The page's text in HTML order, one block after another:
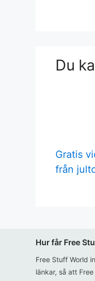
Du
Gratis
från
Hur får Free
Free Stuff World
länkar, så att